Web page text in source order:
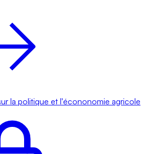
la politique et l'écononomie agricole